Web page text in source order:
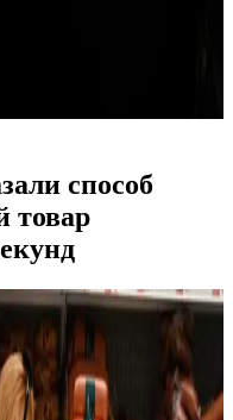
способ
товар